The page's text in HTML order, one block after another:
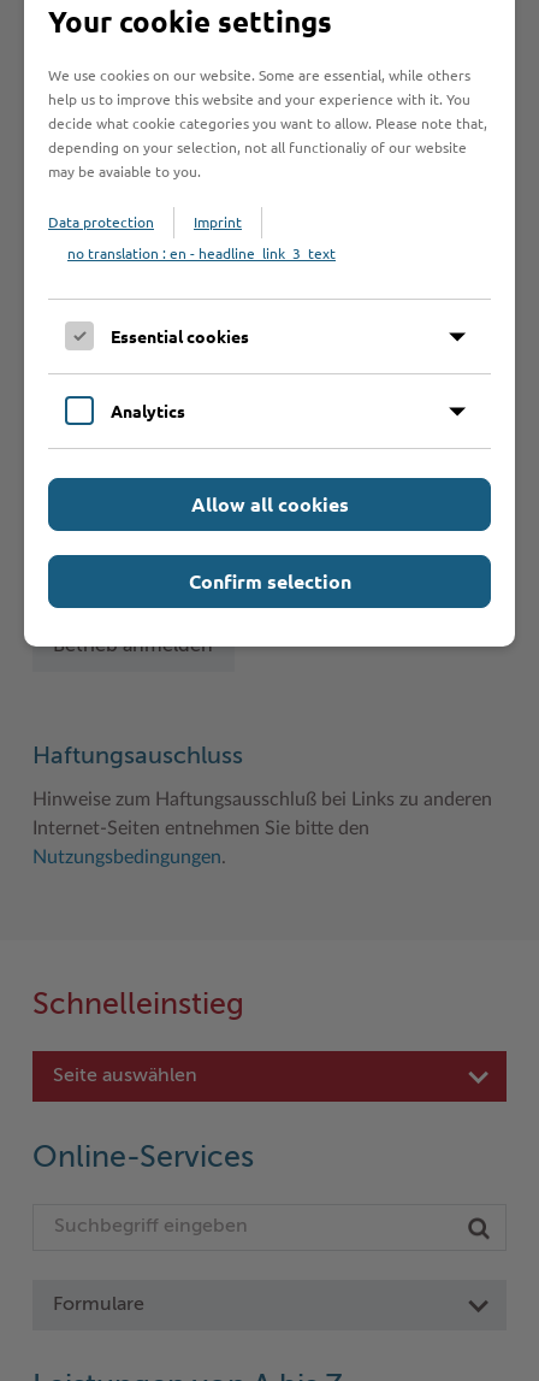
Anfangsbuchstabe des Betriebes
K L M
Betrieb anmelden
Sie vermissen einen Eintrag in der Liste? Melden Sie
Ihren Betrieb in 3 einfachen Schritten an.
Betrieb anmelden
Haftungsauschluss
Hinweise zum Haftungsausschluß bei Links zu anderen
Internet-Seiten entnehmen Sie bitte den
Nutzungsbedingungen.
Schnelleinstieg
Seite auswählen
Online-Services
Formulare
Your cookie settings
We use cookies on our website. Some are essential, while others
help us to improve this website and your experience with it. You
decide what cookie categories you want to allow. Please note that,
depending on your selection, not all functionaliy of our website
may be avaiable to you.
Data protection
Imprint
no translation : en - headline_link_3_text
Essential cookies
Analytics
Allow all cookies
Confirm selection